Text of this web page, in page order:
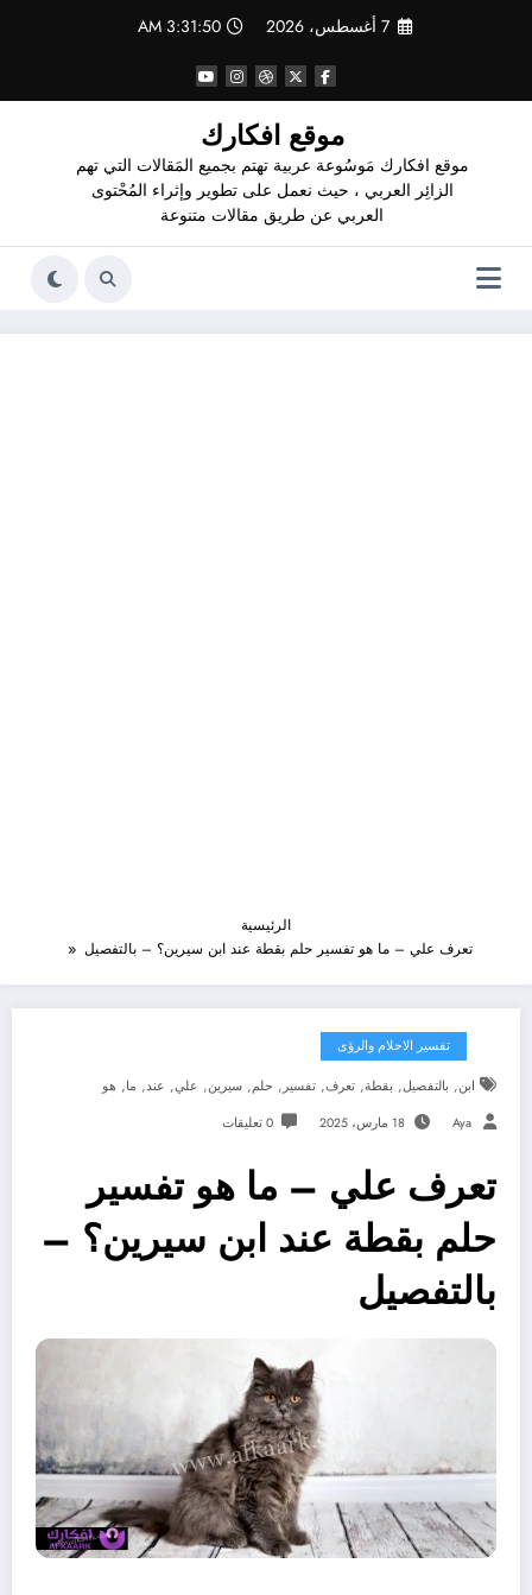
7 أغسطس، 2026 3:31:50 AM
موقع افكارك
موقع افكارك مَوسُوعة عربية تهتم بجميع المَقالات التي تهم
الزائِر العربي ، حيث نعمل على تطوير وإثراء المُحْتوى
العربي عن طريق مقالات متنوعة
الرئيسية
تعرف علي – ما هو تفسير حلم بقطة عند ابن سيرين؟ – بالتفصيل
تفسير الاحلام والرؤى
ابن, بالتفصيل, بقطة, تعرف, تفسير , حلم, سيرين, علي, عند, ما, هو
Aya 18 مارس، 2025 0 تعليقات
تعرف علي – ما هو تفسير
حلم بقطة عند ابن سيرين؟ –
بالتفصيل